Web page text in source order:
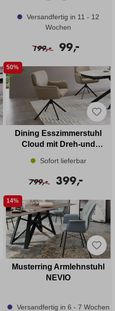
Versandfertig in 11 - 12
Wochen
199,- 99,
-
50%
Dining Esszimmerstuhl
Cloud mit Dreh-und
Sofort lieferbar
799,- 399,
-
14%
Musterring Armlehnstuhl
NEVIO
Versandfertig in 6 - 7 Wochen